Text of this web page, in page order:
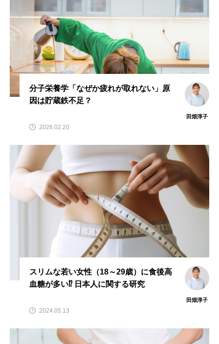
ビタミンC ビタミンD ビタミンE
ビタミンK プレバイオティクス
プロバイオティクス マグネシウム
マンガン モリブデン ヨウ素 亜鉛
微量ミネラル
脂溶性ビタミン 血糖値
貧血 貧血 鉄 貧血鉄 酵素
銅 食物繊維
分子栄養学「なぜか疲れが取れない」原
因は貯蔵鉄不足？
田畑淳子
2026.02.20
スリムな若い女性（18～29歳）に食後高
血糖が多い⁉ 日本人に関する研究
田畑淳子
2024.05.13